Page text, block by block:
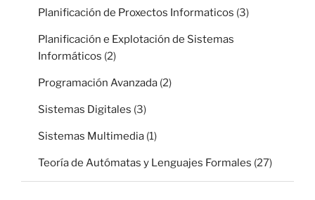
Planificación de Proxectos Informaticos (3)
Planificación e Explotación de Sistemas
Informáticos (2)
Programación Avanzada (2)
Sistemas Digitales (3)
Sistemas Multimedia (1)
Teoría de Autómatas y Lenguajes Formales (27)